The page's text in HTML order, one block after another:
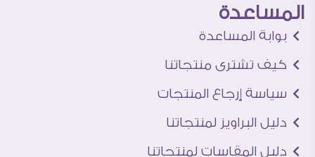
المساعدة
بوابة المساعدة
كيف تشترى منتجاتنا
سياسة إرجاع المنتجات
دليل البراويز لمنتجاتنا
دليل المقاسات لمنتجاتنا